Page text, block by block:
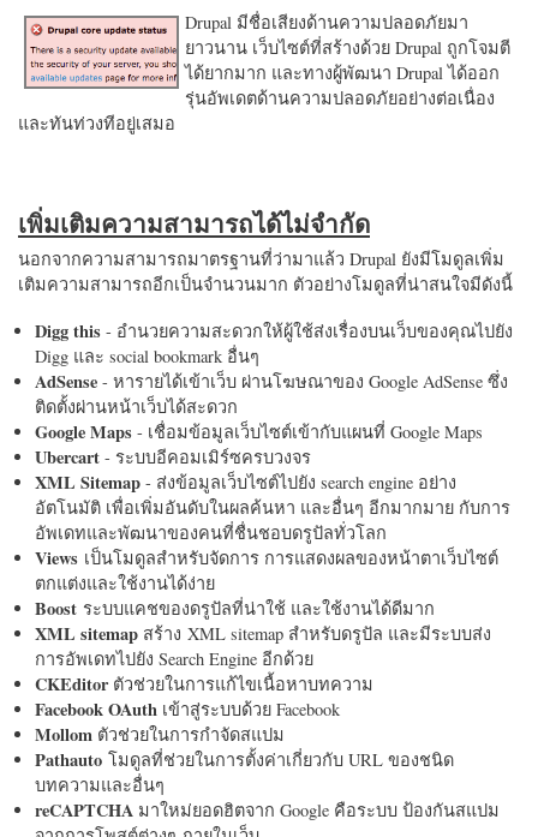
Drupal มีชื่อเสียงด้านความปลอดภัยมา
ยาวนาน เว็บไซต์ที่สร้างด้วย Drupal ถูกโจมตี
ได้ยากมาก และทางผู้พัฒนา Drupal ได้ออก
รุ่นอัพเดตด้านความปลอดภัยอย่างต่อเนื่อง
และทันท่วงทีอยู่เสมอ
เพิ่มเติมความสามารถได้ไม่จำกัด
นอกจากความสามารถมาตรฐานที่ว่ามาแล้ว Drupal ยังมีโมดูลเพิ่ม
เติมความสามารถอีกเป็นจำนวนมาก ตัวอย่างโมดูลที่น่าสนใจมีดังนี้
Digg this - อำนวยความสะดวกให้ผู้ใช้ส่งเรื่องบนเว็บของคุณไปยัง
Digg และ social bookmark อื่นๆ
AdSense - หารายได้เข้าเว็บ ผ่านโฆษณาของ Google AdSense ซึ่ง
ติดตั้งผ่านหน้าเว็บได้สะดวก
Google Maps - เชื่อมข้อมูลเว็บไซต์เข้ากับแผนที่ Google Maps
Ubercart - ระบบอีคอมเมิร์ซครบวงจร
XML Sitemap - ส่งข้อมูลเว็บไซต์ไปยัง search engine อย่าง
อัตโนมัติ เพื่อเพิ่มอันดับในผลค้นหา และอื่นๆ อีกมากมาย กับการ
อัพเดทและพัฒนาของคนที่ชื่นชอบดรูปัลทั่วโลก
Views เป็นโมดูลสำหรับจัดการ การแสดงผลของหน้าตาเว็บไซต์
ตกแต่งและใช้งานได้ง่าย
Boost ระบบแคชของดรูปัลที่น่าใช้ และใช้งานได้ดีมาก
XML sitemap สร้าง XML sitemap สำหรับดรูปัล และมีระบบส่ง
การอัพเดทไปยัง Search Engine อีกด้วย
CKEditorตัวช่วยในการแก้ไขเนื้อหาบทความ
Facebook OAuth เข้าสู่ระบบด้วย Facebook
Mollom ตัวช่วยในการกำจัดสแปม
Pathauto โมดูลที่ช่วยในการตั้งค่าเกี่ยวกับ URL ของชนิด
บทความและอื่นๆ
reCAPTCHA มาใหม่ยอดฮิตจาก Google คือระบบ ป้องกันสแปม